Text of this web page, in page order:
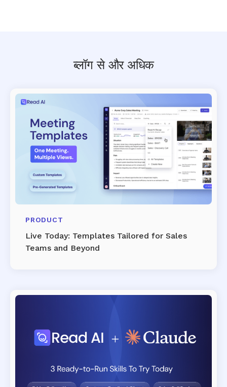
ब्लॉग से और अधिक
PRODUCT
Live Today: Templates Tailored for Sales
Teams and Beyond